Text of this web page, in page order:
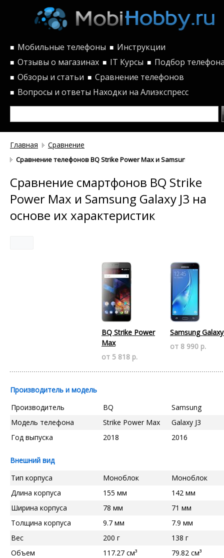
■ Мобильные телефоны ■ Инструкции
■ Отзывы о магазинах ■ IT Курсы ■ Подбор
■ Обзоры и статьи ■ Сравнение телефонов
■ Вопросы и ответы Находки на Алиэкспресс
Главная Сравнение
Сравнение телефонов BQ Strike Power Max и Samsung Galaxy
Сравнение смартфонов BQ Strike
Power Max и Samsung Galaxy J3 на
основе их характеристик
BQ Strike Power
Max
от 5 818 р.
Samsung Galaxy
от 8 990 р.
Производитель и модель
Производитель
BQ
Samsung
Модель телефона
Strike Power Max
Galaxy J3
Год выпуска
2018 2016
Внешний вид
Тип корпуса
Моноблок
Моноблок
Длина корпуса
155 мм
142 мм
Ширина корпуса
78 мм
71 мм
Толщина корпуса
9.7 мм
7.9 мм
Вес
200 г
138 г
Объем
117.27 см³
79.82 см³